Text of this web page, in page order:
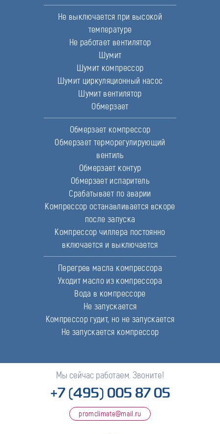
Не выключается при высокой
температуре
Не работает вентилятор
Шумит
Шумит компрессор
Шумит циркуляционный насос
Шумит вентилятор
Обмерзает
Обмерзает компрессор
Обмерзает терморегулирующий
вентиль
Обмерзает контур
Обмерзает испаритель
Срабатывает по аварии
Компрессор останавливается вскоре
после запуска
Компрессор чиллера постоянно
включается и выключается
Перегрев масла компрессора
Уходит масло из компрессора
Вода в компрессоре
Не запускается
Компрессор гудит, но не запускается
Не запускается компрессор
Мы сейчас работаем. Звоните!
+7 (495) 005 87 05
promclimate@mail.ru